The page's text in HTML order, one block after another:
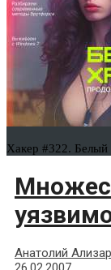
Хакер #322. Белый
Анатолий Ализар